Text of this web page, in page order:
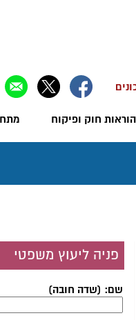
הוראות חוק ופיקוח
פניה ליעוץ משפטי
שם: (שדה חובה)